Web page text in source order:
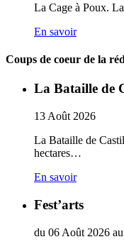
La Cage à Poux.
En savoir
Coups de coeur de la
La Bataille de
13 Août 2026
La Bataille de
hectares…
En savoir
Fest’arts
du 06 Août 2026 au